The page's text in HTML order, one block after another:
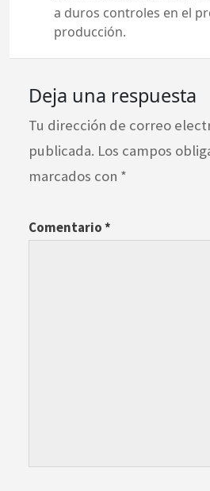
a duros controles en el
producción.
Deja una respuesta
Tu dirección de correo
publicada. Los campos
marcados con *
Comentario*